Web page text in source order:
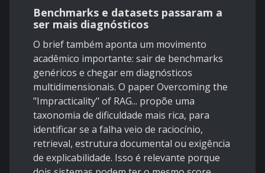
Benchmarks e datasets passaram a
ser mais diagnósticos
O brief também aponta um movimento
acadêmico importante: sair de benchmarks
genéricos e chegar em diagnósticos
multidimensionais. O paperOvercoming the
"Impracticality" of RAG... propõe uma
taxonomia de dificuldade mais rica, para
identificar se a falha veio de raciocínio,
retrieval, estrutura documental ou exigência
de explicabilidade. Isso é relevante porque